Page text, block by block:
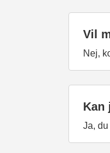
Vil
Nej,
Kan
Ja,